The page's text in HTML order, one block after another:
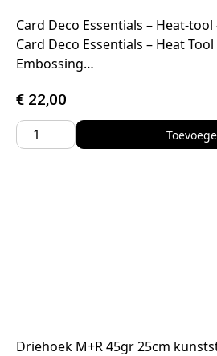
Card Deco Essentials – Heat-tool
Card Deco Essentials – Heat
Embossing…
€ 22,00
Driehoek M+R 45gr 25cm